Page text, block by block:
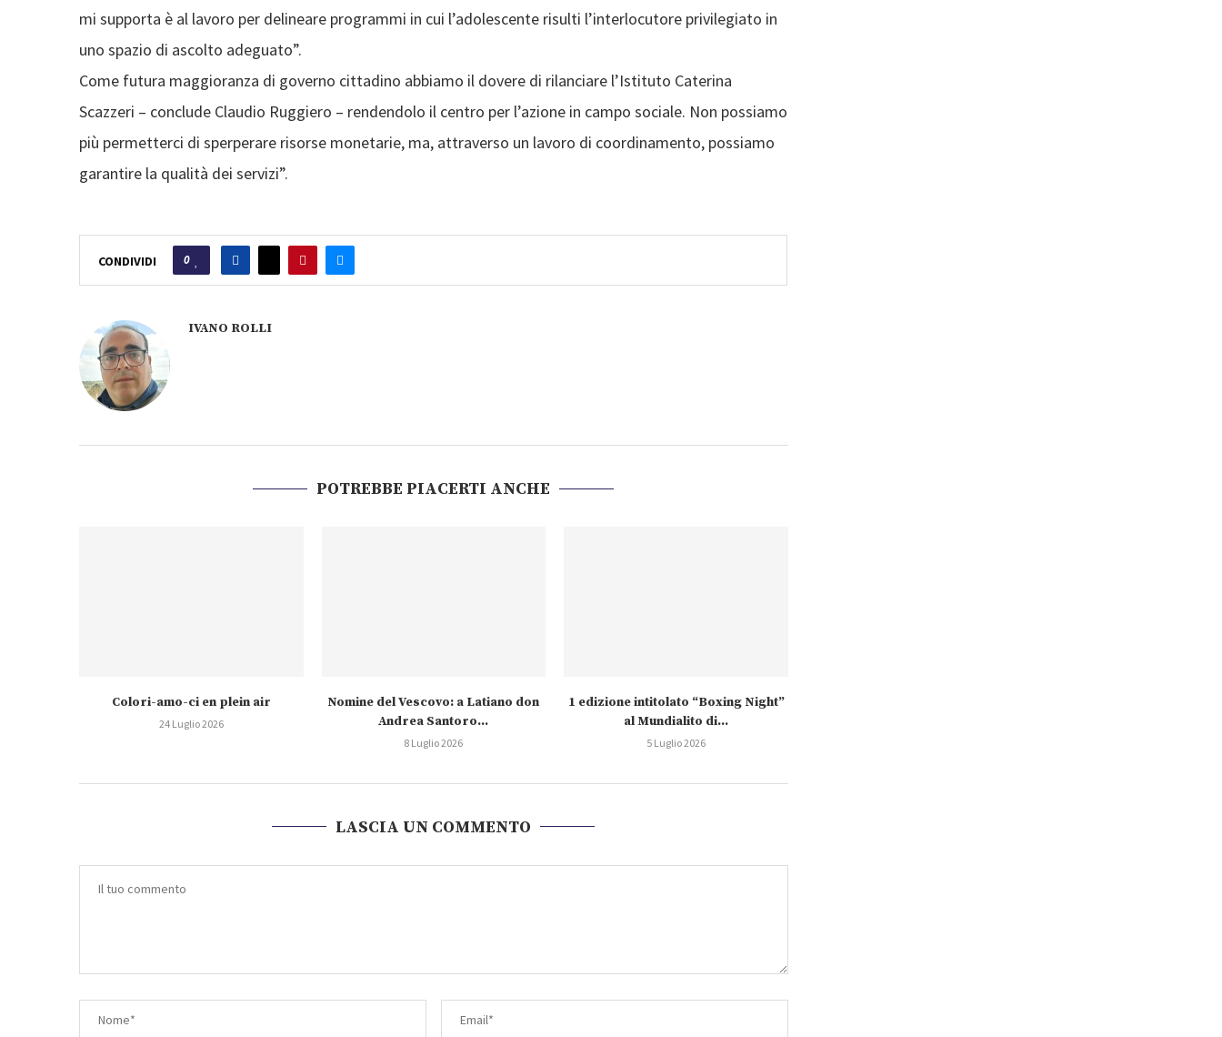
mi supporta è al lavoro per delineare programmi in cui l’adolescente risulti l’interlocutore privilegiato in
uno spazio di ascolto adeguato”.
Come futura maggioranza di governo cittadino abbiamo il dovere di rilanciare l’Istituto Caterina
Scazzeri – conclude Claudio Ruggiero – rendendolo il centro per l’azione in campo sociale. Non possiamo
più permetterci di sperperare risorse monetarie, ma, attraverso un lavoro di coordinamento, possiamo
garantire la qualità dei servizi”.
CONDIVIDI 0
IVANO ROLLI
POTREBBE PIACERTI ANCHE
Colori-amo-ci en plein air
24 Luglio 2026
Nomine del Vescovo: a Latiano don
Andrea Santoro...
8 Luglio 2026
1 edizione intitolato “Boxing Night”
al Mundialito di...
5 Luglio 2026
LASCIA UN COMMENTO